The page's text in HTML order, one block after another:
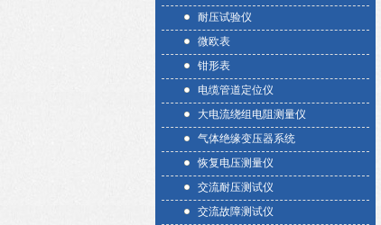
耐压试验仪
微欧表
钳形表
电缆管道定位仪
大电流绕组电阻测量仪
气体绝缘变压器系统
恢复电压测量仪
交流耐压测试仪
交流故障测试仪